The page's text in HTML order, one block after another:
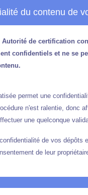
du contenu de
de certification
confidentiels et ne se
permet une
n'est ralentie, donc
une quelconque
de vos dépôts
de leur